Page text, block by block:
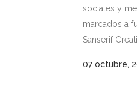
sociales y
marcados a
Sanserif
07 octubre,